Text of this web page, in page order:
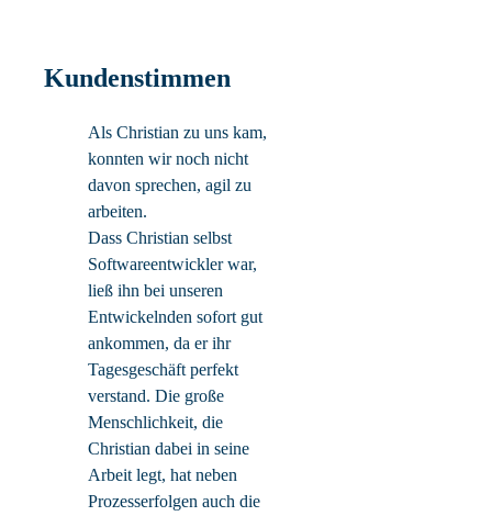
Kundenstimmen
Als Christian zu uns kam,
konnten wir noch nicht
davon sprechen, agil zu
arbeiten.
Dass Christian selbst
Softwareentwickler war,
ließ ihn bei unseren
Entwickelnden sofort gut
ankommen, da er ihr
Tagesgeschäft perfekt
verstand. Die große
Menschlichkeit, die
Christian dabei in seine
Arbeit legt, hat neben
Prozesserfolgen auch die